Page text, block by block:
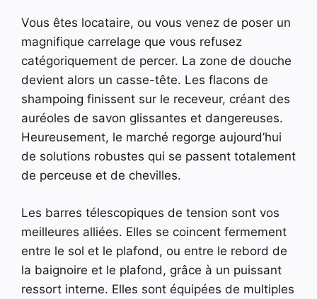
Vous êtes locataire, ou vous venez de poser un
magnifique carrelage que vous refusez
catégoriquement de percer. La zone de douche
devient alors un casse-tête. Les flacons de
shampoing finissent sur le receveur, créant des
auréoles de savon glissantes et dangereuses.
Heureusement, le marché regorge aujourd’hui
de solutions robustes qui se passent totalement
de perceuse et de chevilles.
Les barres télescopiques de tension sont vos
meilleures alliées. Elles se coincent fermement
entre le sol et le plafond, ou entre le rebord de
la baignoire et le plafond, grâce à un puissant
ressort interne. Elles sont équipées de multiples